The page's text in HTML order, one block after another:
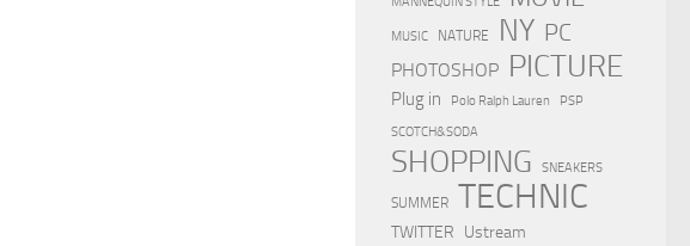
MUSIC NATURE NY PC
PHOTOSHOP PICTURE
Plug in Polo Ralph Lauren
PSP
SCOTCH&SODA
SHOPPING SNEAKERS
SUMMER TECHNIC
TWITTER Ustream